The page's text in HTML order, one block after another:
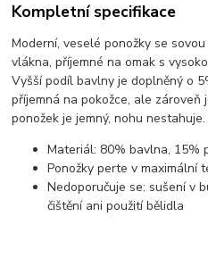
Kompletní specifikace
Moderní, veselé ponožky se
vlákna, příjemné na omak s
Vyšší podíl bavlny je doplněný o
příjemná na pokožce, ale zároveň
ponožek je jemný, nohu nestahuje.
Materiál: 80% bavlna, 15%
Ponožky perte v maximální
Nedoporučuje se: sušení v
čištění ani použití bělidla